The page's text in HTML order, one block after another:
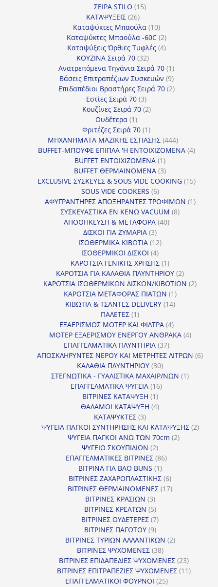
προϊόντα
ΣΕΙΡΑ STILO 1515
ΚΑΤΑΨΥΞΕΙΣ 2626
προϊόντα
Καταψύκτες Μπαούλα 1010
προϊόντα
Καταψύκτες Μπαούλα -60C 22
προϊόντα
Καταψύξεις Όρθιες Τυφλές 44
ΚΟΥΖΙΝΑ Σειρά 70 3232
προϊόντα
Ανατρεπόμενα Τηγάνια Σειρά 70 11
προϊόν
Βάσεις Επιτραπέζιων Συσκευών 99
προϊόντα
Επιδαπέδιοι Βραστήρες Σειρά 70 22
Εστίες Σειρά 70 33
προϊόντα
Κουζίνες Σειρά 70 22
Ουδέτερα 11
προϊόν
Φριτέζες Σειρά 70 11
προϊόν
ΜΗΧΑΝΗΜΑΤΑ ΜΑΖΙΚΗΣ ΕΣΤΙΑΣΗΣ 444444
προϊόντα
BUFFET-ΜΠΟΥΦΕ ΕΠΙΠΛΑ 'Η ΕΝΤΟΙΧΙΖΟΜΕΝΑ 44
BUFFET ΕΝΤΟΙΧΙΖΟΜΕΝΑ 11
προϊόν
BUFFET ΘΕΡΜΑΙΝΟΜΕΝΑ 33
προϊόντα
EXCLUSIVE ΣΥΣΚΕΥΕΣ & SOUS VIDE COOKING 1515
SOUS VIDE COOKERS 66
προϊόντα
ΑΦΥΓΡΑΝΤΗΡΕΣ ΑΠΟΞΗΡΑΝΤΕΣ ΤΡΟΦΙΜΩΝ 11
ΣΥΣΚΕΥΑΣΤΙΚΑ ΕΝ ΚΕΝΩ VACUUM 88
ΑΠΟΘΗΚΕΥΣΗ & ΜΕΤΑΦΟΡΑ 4040
ΔΙΣΚΟΙ ΓΙΑ ΖΥΜΑΡΙΑ 33
προϊόντα
ΙΣΟΘΕΡΜΙΚΑ ΚΙΒΩΤΙΑ 1212
ΙΣΟΘΕΡΜΙΚΟΙ ΔΙΣΚΟΙ 44
προϊόντα
ΚΑΡΟΤΣΙΑ ΓΕΝΙΚΗΣ ΧΡΗΣΗΣ 11
προϊόν
ΚΑΡΟΤΣΙΑ ΓΙΑ ΚΑΛΑΘΙΑ ΠΛΥΝΤΗΡΙΟΥ 22
προϊόντα
ΚΑΡΟΤΣΙΑ ΙΣΟΘΕΡΜΙΚΩΝ ΔΙΣΚΩΝ/ΚΙΒΩΤΙΩΝ 22
ΚΑΡΟΤΣΙΑ ΜΕΤΑΦΟΡΑΣ ΠΙΑΤΩΝ 11
προϊόν
ΚΙΒΩΤΙΑ & ΤΣΑΝΤΕΣ DELIVERY 1414
ΠΑΛΕΤΕΣ 11
προϊόν
ΕΞΑΕΡΙΣΜΟΣ ΜΟΤΕΡ ΚΑΙ ΦΙΛΤΡΑ 44
προϊόντα
ΜΟΤΕΡ ΕΞΑΕΡΙΣΜΟΥ ΕΝΕΡΓΟΥ ΑΝΘΡΑΚΑ 44
ΕΠΑΓΓΕΛΜΑΤΙΚΑ ΠΛΥΝΤΗΡΙΑ 3737
προϊόντα
ΑΠΟΣΚΛΗΡΥΝΤΕΣ ΝΕΡΟΥ ΚΑΙ ΜΕΤΡΗΤΕΣ ΛΙΤΡΩΝ 66
ΚΑΛΑΘΙΑ ΠΛΥΝΤΗΡΙΟΥ 3030
προϊόντα
ΣΤΕΓΝΩΤΙΚΑ - ΓΥΑΛΙΣΤΙΚΑ ΜΑΧΑΙΡ/ΝΩΝ 11
ΕΠΑΓΓΕΛΜΑΤΙΚΑ ΨΥΓΕΙΑ 1616
ΒΙΤΡΙΝΕΣ ΚΑΤΑΨΥΞΗ 11
προϊόν
ΘΑΛΑΜΟΙ ΚΑΤΑΨΥΞΗ 44
ΚΑΤΑΨΥΚΤΕΣ 33
προϊόντα
ΨΥΓΕΙΑ ΠΑΓΚΟΙ ΣΥΝΤΗΡΗΣΗΣ ΚΑΙ ΚΑΤΑΨΥΞΗΣ 22
ΨΥΓΕΙΑ ΠΑΓΚΟΙ ΑΝΩ ΤΩΝ 70cm 22
ΨΥΓΕΙΟ ΣΚΟΥΠΙΔΙΩΝ 22
προϊόντα
ΕΠΑΓΓΕΛΜΑΤΙΚΕΣ ΒΙΤΡΙΝΕΣ 8686
ΒΙΤΡΙΝΑ ΓΙΑ BAO BUNS 11
προϊόν
ΒΙΤΡΙΝΕΣ ΖΑΧΑΡΟΠΛΑΣΤΙΚΗΣ 66
προϊόντα
ΒΙΤΡΙΝΕΣ ΘΕΡΜΑΙΝΟΜΕΝΕΣ 1717
ΒΙΤΡΙΝΕΣ ΚΡΑΣΙΩΝ 33
προϊόντα
ΒΙΤΡΙΝΕΣ ΚΡΕΑΤΩΝ 55
προϊόντα
ΒΙΤΡΙΝΕΣ ΟΥΔΕΤΕΡΕΣ 77
ΒΙΤΡΙΝΕΣ ΠΑΓΩΤΟΥ 99
προϊόντα
ΒΙΤΡΙΝΕΣ ΤΥΡΙΩΝ ΑΛΛΑΝΤΙΚΩΝ 22
ΒΙΤΡΙΝΕΣ ΨΥΧΟΜΕΝΕΣ 3838
προϊόντα
ΒΙΤΡΙΝΕΣ ΕΠΙΔΑΠΕΔΙΕΣ ΨΥΧΟΜΕΝΕΣ 2323
προϊόντα
ΒΙΤΡΙΝΕΣ ΕΠΙΤΡΑΠΕΖΙΕΣ ΨΥΧΟΜΕΝΕΣ 1111
ΕΠΑΓΓΕΛΜΑΤΙΚΟΙ ΦΟΥΡΝΟΙ 2525